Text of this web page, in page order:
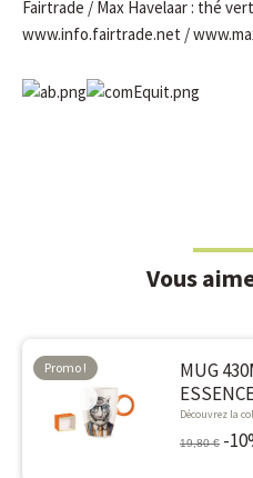
Fairtrade / Max Havelaar : thé
www.info.fairtrade.net /
Vous
MUG
Découvrez la
19,80 € -
Promo !